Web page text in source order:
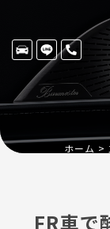
ホーム
FR車